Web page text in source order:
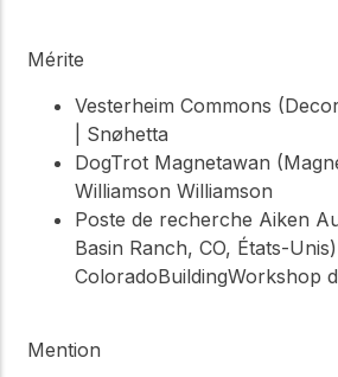
Mérite
Vesterheim Commons
| Snøhetta
DogTrot Magnetawan
Williamson Williamson
Poste de recherche Aiken
Basin Ranch, CO, États-Unis) |
ColoradoBuildingWorkshop
Mention